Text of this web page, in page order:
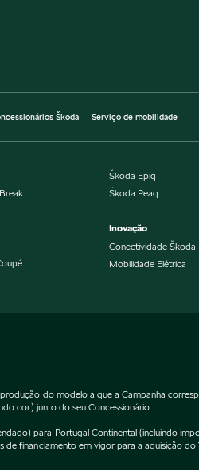
Škoda Serviço de mobilidade
Škoda Epiq
Škoda Peaq
Inovação
Conectividade Škoda
Mobilidade Elétrica
do modelo a que a Campanha
cor) junto do seu Concessionário.
para Portugal Continental (incluindo
financiamento em vigor para a aquisição